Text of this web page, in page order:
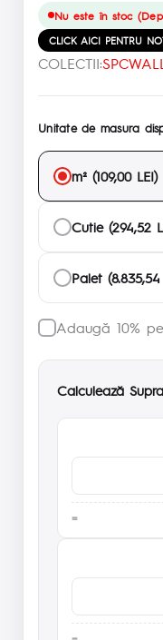
Nu este în stoc
CLICK AICI PENTRU
COLECTII:SPCWALL
Unitate de masura
m² (109,00 LEI)
Cutie (294,52
Palet (8.835,54
Adaugă 10%
Calculează